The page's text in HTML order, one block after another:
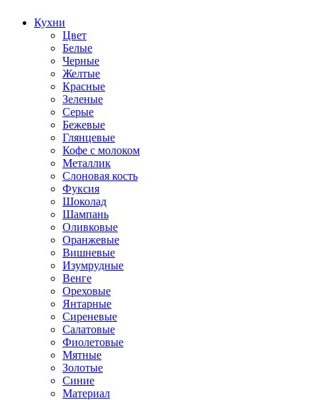
Кухни
Цвет
Белые
Черные
Желтые
Красные
Зеленые
Серые
Бежевые
Глянцевые
Кофе с молоком
Металлик
Слоновая кость
Фуксия
Шоколад
Шампань
Оливковые
Оранжевые
Вишневые
Изумрудные
Венге
Ореховые
Янтарные
Сиреневые
Салатовые
Фиолетовые
Мятные
Золотые
Синие
Материал